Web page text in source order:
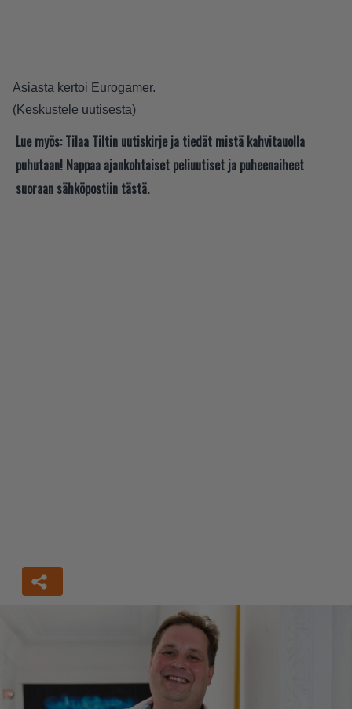
Asiasta kertoi Eurogamer.
(Keskustele uutisesta)
Lue myös: Tilaa Tiltin uutiskirje ja tiedät mistä kahvitauolla
puhutaan! Nappaa ajankohtaiset peliuutiset ja puheenaiheet
suoraan sähköpostiin tästä.